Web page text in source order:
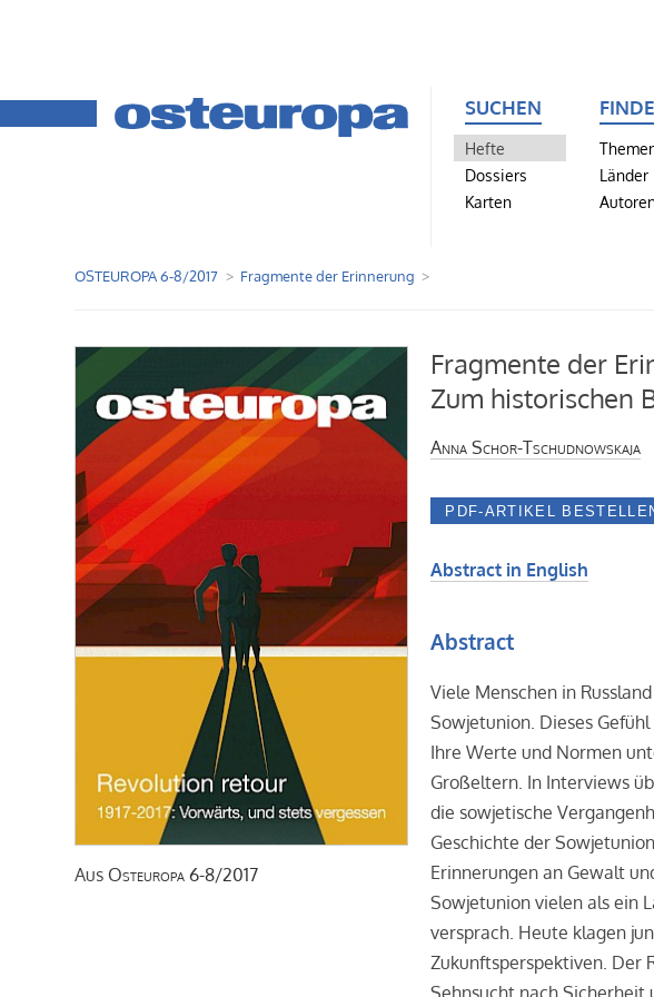
SUCHEN
Hefte
Dossiers
Karten
Länder
OSTEUROPA 6-8/2017 Fragmente der Erinnerung
Aus Osteuropa 6-8/2017
Fragmente der
Zum historischen
Anna Schor-Tschudnowskaja
Abstract in English
Abstract
Viele Menschen in
Sowjetunion. Dieses
Ihre Werte und Normen
Großeltern. In Interviews
die sowjetische
Geschichte der
Erinnerungen an Gewalt
Sowjetunion vielen als ein
versprach. Heute klagen
Zukunftsperspektiven. Der